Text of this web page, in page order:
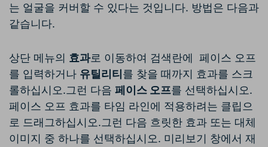
는 얼굴을 커버할 수 있다는 것입니다. 방법은 다음과
같습니다.
상단 메뉴의 효과로 이동하여 검색란에 페이스 오프
를 입력하거나 유틸리티를 찾을 때까지 효과를 스크
롤하십시오.그런 다음 페이스 오프를 선택하십시오.
페이스 오프 효과를 타임 라인에 적용하려는 클립으
로 드래그하십시오.그런 다음 흐릿한 효과 또는 대체
이미지 중 하나를 선택하십시오. 미리보기 창에서 재